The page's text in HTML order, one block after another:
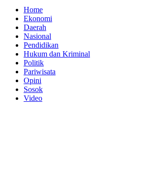
Home
Ekonomi
Daerah
Nasional
Pendidikan
Hukum dan Kriminal
Politik
Pariwisata
Opini
Sosok
Video